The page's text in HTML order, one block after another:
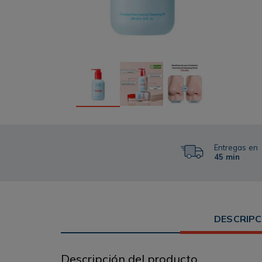
Entregas en
45 min
Descripción del producto